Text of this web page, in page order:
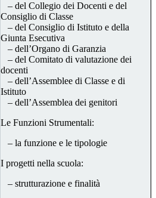
– del Collegio dei Docenti e del
Consiglio di Classe
– del Consiglio di Istituto e della
Giunta Esecutiva
– dell’Organo di Garanzia
– del Comitato di valutazione dei
docenti
– dell’Assemblee di Classe e di
Istituto
– dell’Assemblea dei genitori
Le Funzioni Strumentali:
– la funzione e le tipologie
I progetti nella scuola:
– strutturazione e finalità